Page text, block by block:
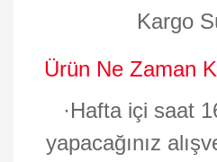
Kargo
Ürün Ne Zaman
·Hafta içi saat
yapacağınız